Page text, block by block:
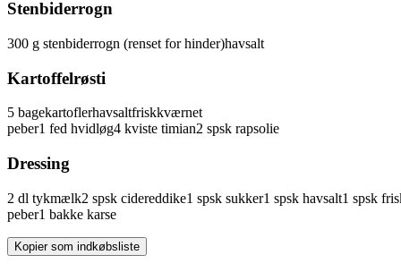
Stenbiderrogn
300 g stenbiderrogn (renset for hinder)havsalt
Kartoffelrøsti
5 bagekartoflerhavsaltfriskkværnet
peber1 fed hvidløg4 kviste timian2 spsk rapsolie
Dressing
2 dl tykmælk2 spsk cidereddike1 spsk sukker1 spsk havsalt1 spsk
peber1 bakke karse
Kopier som indkøbsliste